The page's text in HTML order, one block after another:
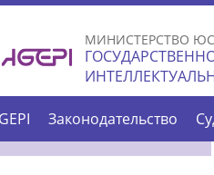
МИНИСТЕРСТВО
Законодательство